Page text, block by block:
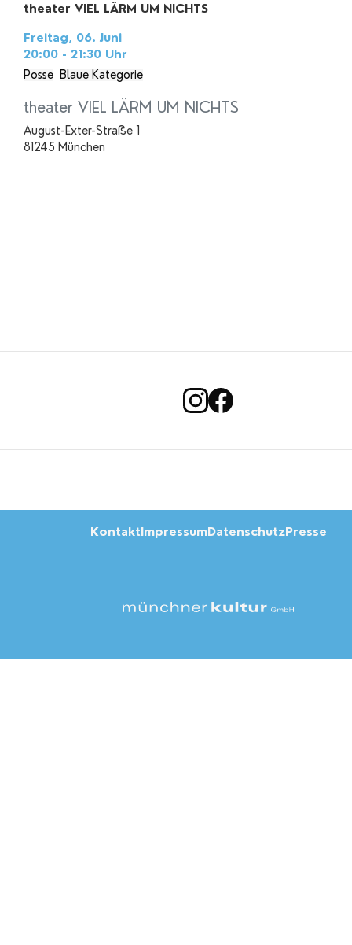
theater VIEL LÄRM UM NICHTS
Freitag, 06. Juni
20:00 - 21:30 Uhr
Posse Blaue Kategorie
theater VIEL LÄRM UM NICHTS
August-Exter-Straße 1
81245 München
KontaktImpressumDatenschutzPresse